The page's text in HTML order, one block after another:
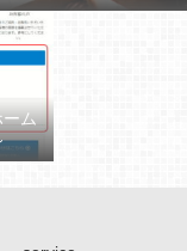
ーム